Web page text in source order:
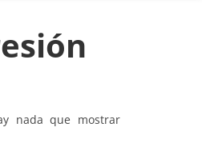
nada que mostrar